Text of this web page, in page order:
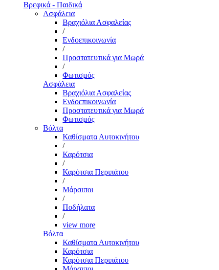
Βρεφικά - Παιδικά
Ασφάλεια
Βραχιόλια Ασφαλείας
/
Ενδοεπικοινωνία
/
Προστατευτικά για Μωρά
/
Φωτισμός
Ασφάλεια
Βραχιόλια Ασφαλείας
Ενδοεπικοινωνία
Προστατευτικά για Μωρά
Φωτισμός
Βόλτα
Καθίσματα Αυτοκινήτου
/
Καρότσια
/
Καρότσια Περιπάτου
/
Μάρσιποι
/
Ποδήλατα
/
view more
Βόλτα
Καθίσματα Αυτοκινήτου
Καρότσια
Καρότσια Περιπάτου